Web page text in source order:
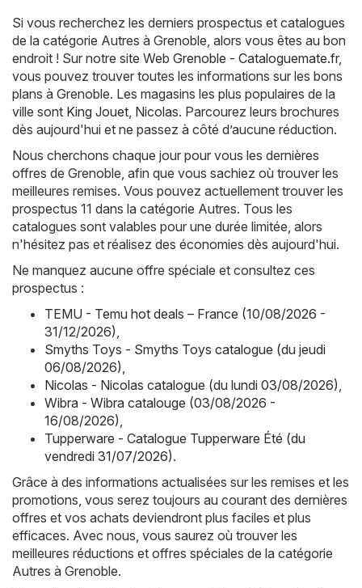
Si vous recherchez les derniers prospectus et catalogues
de la catégorie Autres à Grenoble, alors vous êtes au bon
endroit ! Sur notre site Web Grenoble - Cataloguemate.fr,
vous pouvez trouver toutes les informations sur les bons
plans à Grenoble. Les magasins les plus populaires de la
ville sont King Jouet, Nicolas. Parcourez leurs brochures
dès aujourd'hui et ne passez à côté d’aucune réduction.
Nous cherchons chaque jour pour vous les dernières
offres de Grenoble, afin que vous sachiez où trouver les
meilleures remises. Vous pouvez actuellement trouver les
prospectus 11 dans la catégorie Autres. Tous les
catalogues sont valables pour une durée limitée, alors
n'hésitez pas et réalisez des économies dès aujourd'hui.
Ne manquez aucune offre spéciale et consultez ces
prospectus :
TEMU - Temu hot deals – France (10/08/2026 -
31/12/2026),
Smyths Toys - Smyths Toys catalogue (du jeudi
06/08/2026),
Nicolas - Nicolas catalogue (du lundi 03/08/2026),
Wibra - Wibra catalouge (03/08/2026 -
16/08/2026),
Tupperware - Catalogue Tupperware Été (du
vendredi 31/07/2026).
Grâce à des informations actualisées sur les remises et les
promotions, vous serez toujours au courant des dernières
offres et vos achats deviendront plus faciles et plus
efficaces. Avec nous, vous saurez où trouver les
meilleures réductions et offres spéciales de la catégorie
Autres à Grenoble.